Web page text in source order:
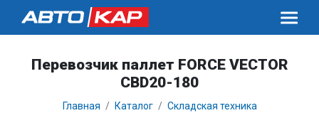
Перевозчик паллет FORCE VECTOR
CBD20-180
Главная Каталог
Складская техника